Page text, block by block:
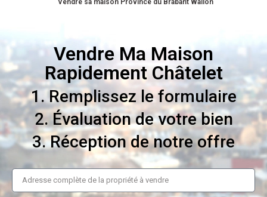
Vendre Ma Maison
Rapidement Châtelet
1. Remplissez le formulaire
2. Évaluation de votre bien
3. Réception de notre offre